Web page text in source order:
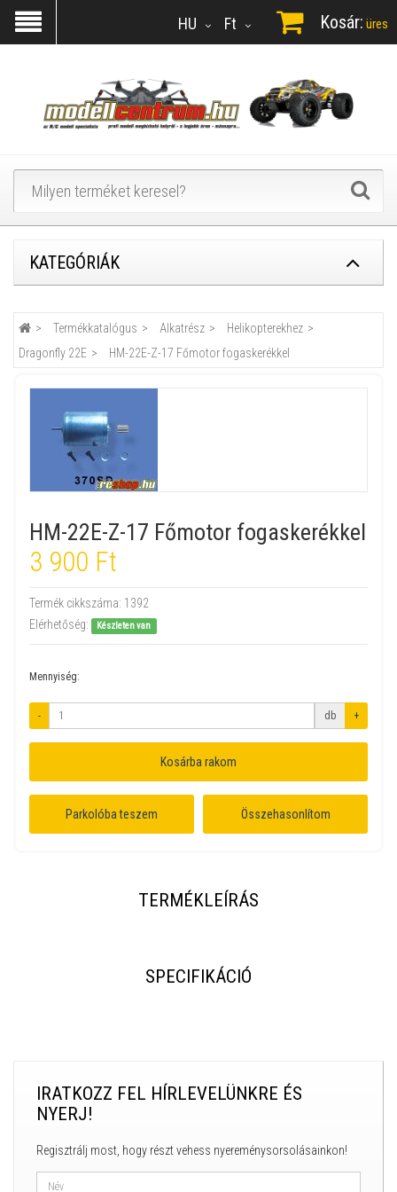
Ft
HU Kosár: üres
KATEGÓRIÁK
Termékkatalógus Alkatrész
Helikopterekhez
Dragonfly 22E
HM-22E-Z-17 Főmotor fogaskerékkel
HM-22E-Z-17 Főmotor fogaskerékkel
3 900 Ft
Termék cikkszáma: 1392
Elérhetőség:
Készleten van
Mennyiség:
- db +
Kosárba rakom
Parkolóba teszem Összehasonlítom
TERMÉKLEÍRÁS
SPECIFIKÁCIÓ
IRATKOZZ FEL HÍRLEVELÜNKRE ÉS
NYERJ!
Regisztrálj most, hogy részt vehess nyereménysorsolásainkon!